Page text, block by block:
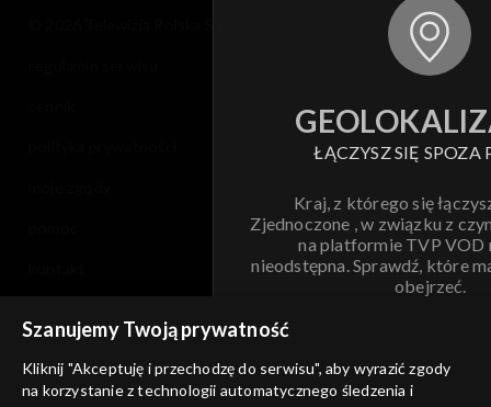
ŁĄCZYSZ SIĘ SPOZA
Kraj, z którego się
Zjednoczone , w związku z
na platformie TVP VOD
nieodstępna. Sprawdź, które
obejrzeć.
informacje o dostawcy usług
Szanujemy Twoją prywatność
Kliknij "Akceptuję i przechodzę do serwisu", aby wyrazić zgody
na korzystanie z technologii automatycznego śledzenia i